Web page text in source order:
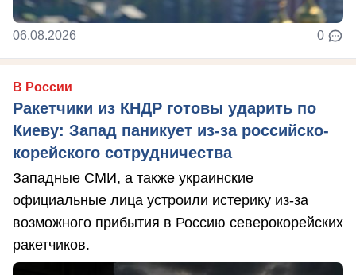
06.08.2026 0
В России
Ракетчики из КНДР готовы ударить по
Киеву: Запад паникует из-за российско-
корейского сотрудничества
Западные СМИ, а также украинские
официальные лица устроили истерику из-за
возможного прибытия в Россию северокорейских
ракетчиков.